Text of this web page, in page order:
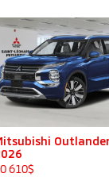
Volvo XC90
2022
49 780